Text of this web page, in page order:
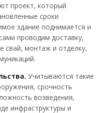
проект, который
сроки
здание поднимается и
проводим доставку,
свай, монтаж и отделку,
Учитываются такие
срочность
возведения,
инфраструктуры и